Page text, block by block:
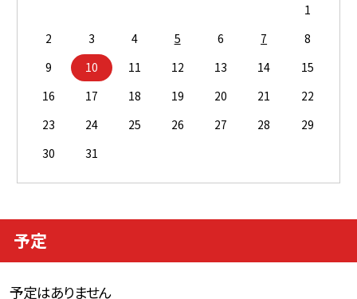
1
2
3 4 5 6 7
8
9
10 11 12 13 14
15
16
17 18 19 20 21
22
23
24 25 26 27 28
29
30
31
予定
予定はありません